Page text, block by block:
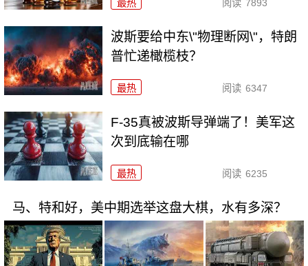
最热 阅读 7893
波斯要给中东\"物理断网\"，特朗
普忙递橄榄枝？
最热 阅读 6347
F-35真被波斯导弹端了！美军这
次到底输在哪
最热 阅读 6235
马、特和好，美中期选举这盘大棋，水有多深？